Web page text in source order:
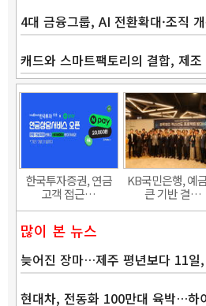
4대 금융그룹, AI 전환확대·조직
캐드와 스마트팩토리의 결합, 제
한국투자증권, 연금
고객 접근…
KB국민은행, 예
큰 기반 결…
많이 본 뉴스
늦어진 장마…제주 평년보다 11
현대차, 전동화 100만대 육박…하